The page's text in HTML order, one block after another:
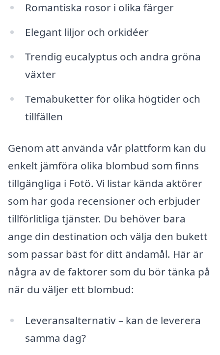
Romantiska rosor i olika färger
Elegant liljor och orkidéer
Trendig eucalyptus och andra gröna
växter
Temabuketter för olika högtider och
tillfällen
Genom att använda vår plattform kan du
enkelt jämföra olika blombud som finns
tillgängliga i Fotö. Vi listar kända aktörer
som har goda recensioner och erbjuder
tillförlitliga tjänster. Du behöver bara
ange din destination och välja den bukett
som passar bäst för ditt ändamål. Här är
några av de faktorer som du bör tänka på
när du väljer ett blombud:
Leveransalternativ – kan de leverera
samma dag?